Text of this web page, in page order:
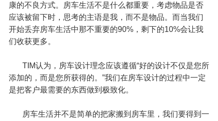
康的不良方式。房车生活不是什么都重要，考虑物品是否
应该被留下时，思考的主语是我，而不是物品。而当我们
开始丢弃房车生活中那不重要的90%，剩下的10%会让我
们收获更多。
TIM认为，房车设计理念应该遵循“好的设计不仅是您所
添加的，而是您所获得的。”我们在房车设计的过程中一定
是把客户最需要的东西做到极致化。
房车生活并不是简单的把家搬到房车里，我们要得到一